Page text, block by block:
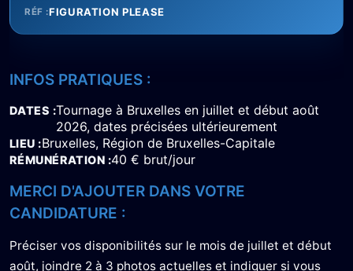
RÉF :FIGURATION PLEASE
INFOS PRATIQUES :
DATES Tournage à Bruxelles en juillet et début août
2026, dates précisées ultérieurement
LIEU Bruxelles, Région de Bruxelles-Capitale
RÉMUNÉRATION 40 € brut/jour
MERCI D'AJOUTER DANS VOTRE
CANDIDATURE :
Préciser vos disponibilités sur le mois de juillet et début
août, joindre 2 à 3 photos actuelles et indiquer si vous